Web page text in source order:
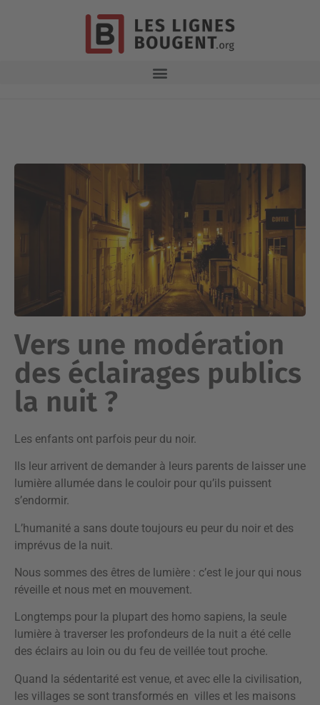
Vers une modération
des éclairages publics
la nuit ?
Les enfants ont parfois peur du noir.
Ils leur arrivent de demander à leurs parents de laisser une
lumière allumée dans le couloir pour qu’ils puissent
s’endormir.
L’humanité a sans doute toujours eu peur du noir et des
imprévus de la nuit.
Nous sommes des êtres de lumière : c’est le jour qui nous
réveille et nous met en mouvement.
Longtemps pour la plupart des homo sapiens, la seule
lumière à traverser les profondeurs de la nuit a été celle
des éclairs au loin ou du feu de veillée tout proche.
Quand la sédentarité est venue, et avec elle la civilisation,
les villages se sont transformés en villes et les maisons